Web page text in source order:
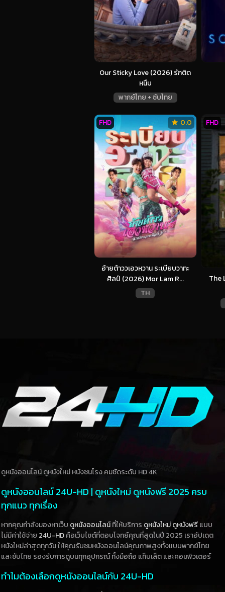
Our Sticky Love (2026) รักติด
หนึบ
พากย์ไทย + ซับไทย
อ้ายต้าววเอวหวาน ระเบียบวาทะ
ศิลป์ (2026) Mor Lam R...
TH
0.0
FHD
The
FHD
ดูหนังออนไลน์ ดูหนังใหม่ หนังชนโรง คมชัดระดับ HD 4K
ดูหนังออนไลน์ 24U-HD | ดูหนังใหม่ ดูหนังฟรี 2025 ครบ
ทุกแนว ทุกเรื่อง
หากคุณกำลังมองหาเว็บ ดูหนังออนไลน์ที่ให้บริการ ดูหนังใหม่ดูหนังฟรีแบบ
ไม่มีค่าใช้จ่าย 24U-HDคือเว็บไซต์ที่ตอบโจทย์คุณที่สุดในปี 2025 เราอัปเดต
หนังใหม่ล่าสุดทุกวัน ให้คุณรับชมหนังออนไลน์คุณภาพสูงทั้งแบบพากย์ไทย
และซับไทย รองรับการดูบนทุกอุปกรณ์ ทั้งมือถือ แท็บเล็ต และคอมพิวเตอร์
ทำไมต้องเลือกดูหนังออนไลน์กับ 24U-HD